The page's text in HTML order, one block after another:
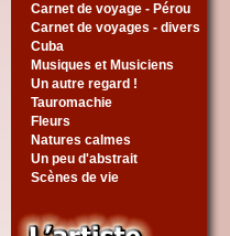
Carnet de voyage - Pérou
Carnet de voyages - divers
Cuba
Musiques et Musiciens
Un autre regard !
Tauromachie
Fleurs
Natures calmes
Un peu d'abstrait
Scènes de vie